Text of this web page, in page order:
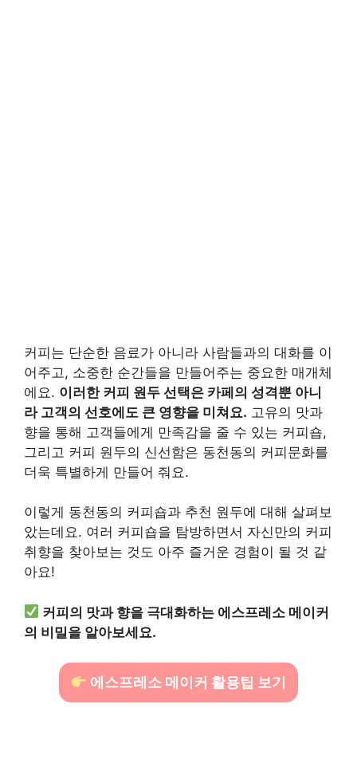
커피는 단순한 음료가 아니라 사람들과의 대화를 이
어주고, 소중한 순간들을 만들어주는 중요한 매개체
에요. 이러한 커피 원두 선택은 카페의 성격뿐 아니
라 고객의 선호에도 큰 영향을 미쳐요. 고유의 맛과
향을 통해 고객들에게 만족감을 줄 수 있는 커피숍,
그리고 커피 원두의 신선함은 동천동의 커피문화를
더욱 특별하게 만들어 줘요.
이렇게 동천동의 커피숍과 추천 원두에 대해 살펴보
았는데요. 여러 커피숍을 탐방하면서 자신만의 커피
취향을 찾아보는 것도 아주 즐거운 경험이 될 것 같
아요!
커피의 맛과 향을 극대화하는 에스프레소 메이커
의 비밀을 알아보세요.
에스프레소 메이커 활용팁 보기